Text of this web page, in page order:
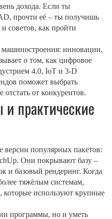
дохода. Если ты
прочти её – ты получишь
советов, как пройти
инновации,
о том, как цифровое
4.0, IoT и 3‑D
поможет выбрать
от конкурентов.
практические
версии популярных пакетов:
Они покрывают базу –
и базовый рендеринг. Когда
тяжёлым системам,
используют крупные
программы, но и уметь